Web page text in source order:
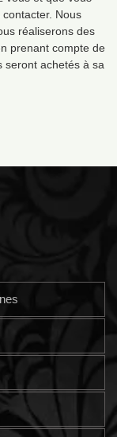
Nous
réaliserons des
prenant compte de
seront achetés à sa